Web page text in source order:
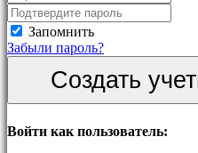
Имитационные
игры
Головоломка
Демо
Сообщество
Запомнить
Забыли пароль?
Создать
Войти как пользователь: